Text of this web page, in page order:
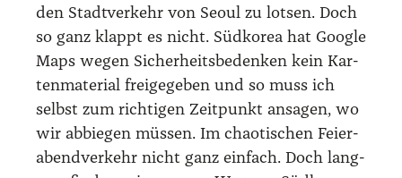
den Stadt­ver­kehr von Seo­ul zu lot­sen. Doch
so ganz klappt es nicht. Süd­ko­rea hat Goog­le
Maps wegen Sicher­heits­be­den­ken kein Kar­
ten­ma­te­ri­al frei­ge­ge­ben und so muss ich
selbst zum rich­ti­gen Zeit­punkt ansa­gen, wo
wir abbie­gen müs­sen. Im chao­ti­schen Fei­er­
abend­ver­kehr nicht ganz ein­fach. Doch lang­